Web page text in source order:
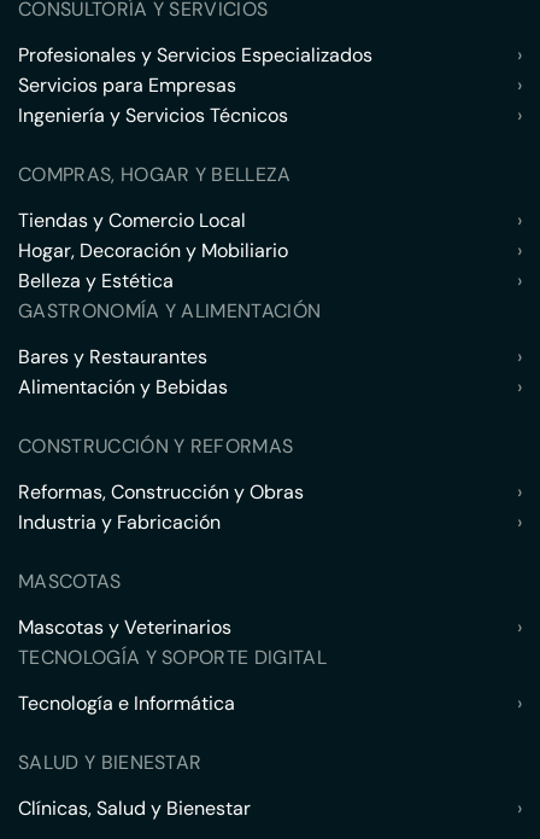
CONSULTORÍA Y SERVICIOS
Profesionales y Servicios Especializados
›
Servicios para Empresas
›
Ingeniería y Servicios Técnicos
›
COMPRAS, HOGAR Y BELLEZA
Tiendas y Comercio Local
›
Hogar, Decoración y Mobiliario
›
Belleza y Estética
›
GASTRONOMÍA Y ALIMENTACIÓN
Bares y Restaurantes
›
Alimentación y Bebidas
›
CONSTRUCCIÓN Y REFORMAS
Reformas, Construcción y Obras
›
Industria y Fabricación
›
MASCOTAS
Mascotas y Veterinarios
›
TECNOLOGÍA Y SOPORTE DIGITAL
Tecnología e Informática
›
SALUD Y BIENESTAR
Clínicas, Salud y Bienestar
›